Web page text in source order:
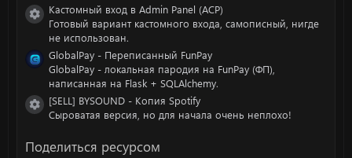
Иконка ресурса
Кастомный вход в Admin Panel (ACP)
Готовый вариант кастомного входа, самописный, нигде
не использован.
GlobalPay - Переписанный FunPay
GlobalPay - локальная пародия на FunPay (ФП),
написанная на Flask + SQLAlchemy.
Иконка ресурса
[SELL] BYSOUND - Копия Spotify
Сыроватая версия, но для начала очень неплохо!
Поделиться ресурсом